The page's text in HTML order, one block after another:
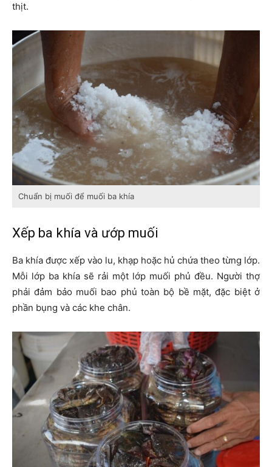
thịt.
Chuẩn bị muối để muối ba khía
Xếp ba khía và ướp muối
Ba khía được xếp vào lu, khạp hoặc hủ chứa theo từng lớp.
Mỗi lớp ba khía sẽ rải một lớp muối phủ đều. Người thợ
phải đảm bảo muối bao phủ toàn bộ bề mặt, đặc biệt ở
phần bụng và các khe chân.